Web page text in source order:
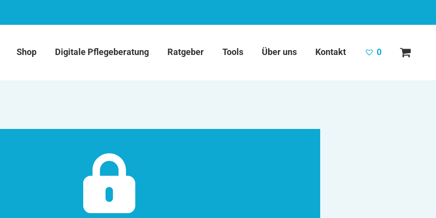
Shop Digitale Pflegeberatung Ratgeber Tools Über uns Kontakt 0